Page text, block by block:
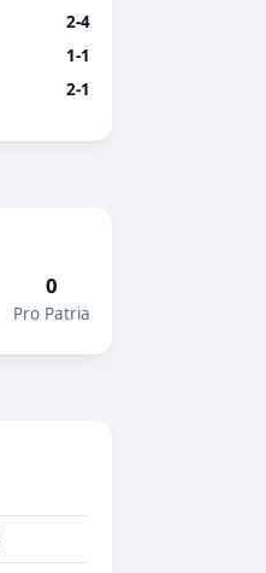
2-4
1-1
2-1
0
Pro Patria